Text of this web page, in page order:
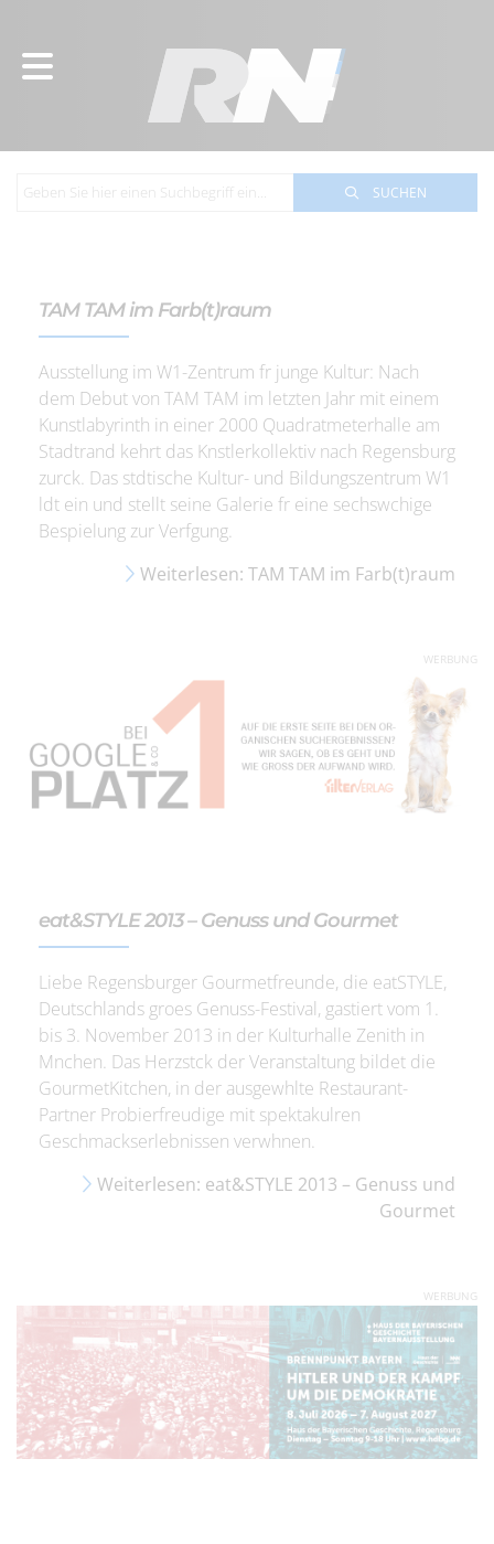
SUCHEN
TAM TAM im Farb(t)raum
Ausstellung im W1-Zentrum fr junge Kultur: Nach
dem Debut von TAM TAM im letzten Jahr mit einem
Kunstlabyrinth in einer 2000 Quadratmeterhalle am
Stadtrand kehrt das Knstlerkollektiv nach Regensburg
zurck. Das stdtische Kultur- und Bildungszentrum W1
ldt ein und stellt seine Galerie fr eine sechswchige
Bespielung zur Verfgung.
Weiterlesen: TAM TAM im Farb(t)raum
WERBUNG
eat&STYLE 2013 – Genuss und Gourmet
Liebe Regensburger Gourmetfreunde, die eatSTYLE,
Deutschlands groes Genuss-Festival, gastiert vom 1.
bis 3. November 2013 in der Kulturhalle Zenith in
Mnchen. Das Herzstck der Veranstaltung bildet die
GourmetKitchen, in der ausgewhlte Restaurant-
Partner Probierfreudige mit spektakulren
Geschmackserlebnissen verwhnen.
Weiterlesen: eat&STYLE 2013 – Genuss und
Gourmet
WERBUNG